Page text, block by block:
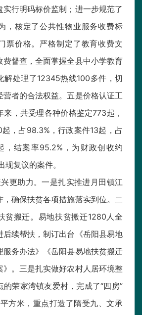
行明码标价监制；进一步规范了
，核定了公共性物业服务收费标
票价格。严格制定了教育收费文
费督查，全面掌握全县中小学教育
解处理了12345热线100多件，切
营者的合法权益。五是价格认证工
，共受理各种价格鉴定773起，
，占98.3%，行政案件13起，占
，结案率95.2%，为财政创收约
复议的案件。
兴更助力。一是扎实推进月田镇江
，确保扶贫各项措施落实到位。二
贫搬迁。易地扶贫搬迁1280人全
后续帮扶，制订出台《岳阳县易地
服务办法》《岳阳县易地扶贫搬迁
》。三是扎实做好农村人居环境整
荣家湾镇友爱村，完成了“四房”
方米，重点打造了隋受九、文承